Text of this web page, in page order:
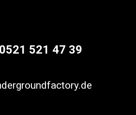
521 47 39